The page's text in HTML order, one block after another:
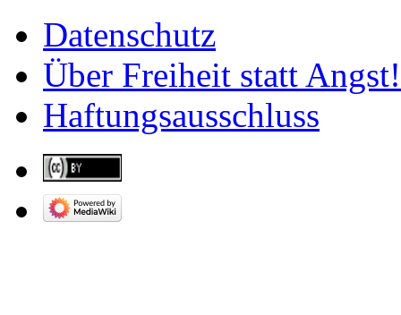
Datenschutz
Über Freiheit statt Angst!
Haftungsausschluss